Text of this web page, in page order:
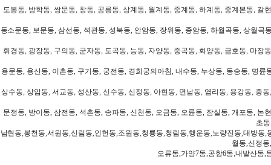
도봉동, 방학동, 쌍문동, 창동, 공릉동, 상계동, 월계동, 중계동, 하계동, 중계본동,
동소문동, 보문동, 삼선동, 석관동, 성북동, 안암동, 장위동, 종암동, 하월곡동, 상월
휘경동, 광장동, 구의동, 군자동, 도곡동, 능동, 자양동, 중곡동, 화양동, 금호동, 마
용문동, 용산동, 이촌동, 구기동, 궁전동, 경희궁의아침, 내수동, 누상동, 동숭동, 명
상수동, 상암동, 서교동, 성산동, 신수동, 신정동, 아현동, 연남동, 염리동, 용강동, 중
문정동, 방이동, 삼전동, 석촌동, 송파동, 신천동, 오금동, 오륜동, 잠실동, 개포동,
초
남현동,봉천동,서원동,신림동,인헌동,조원동,청룡동,청림동,행운동,노량진동,대방
월동,신정
오류동,가양7동,공항6동,내발산동,